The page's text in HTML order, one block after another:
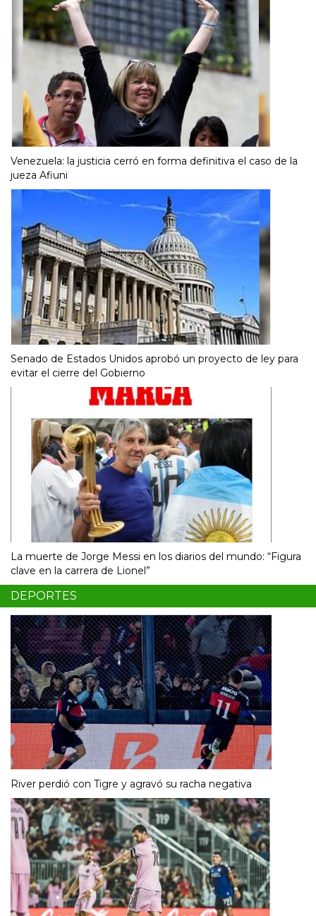
Venezuela: la justicia cerró en forma definitiva el caso de la
jueza Afiuni
Senado de Estados Unidos aprobó un proyecto de ley para
evitar el cierre del Gobierno
La muerte de Jorge Messi en los diarios del mundo: “Figura
clave en la carrera de Lionel”
DEPORTES
River perdió con Tigre y agravó su racha negativa